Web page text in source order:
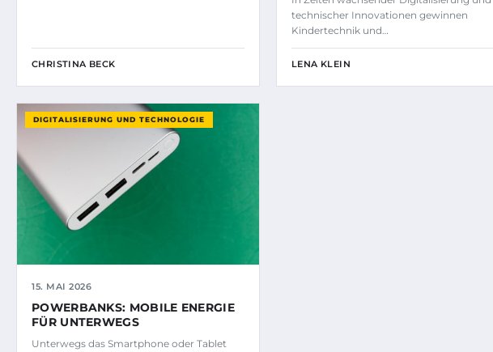
CHRISTINA BECK
technischer Innovationen gewinnen
Kindertechnik und…
LENA KLEIN
DIGITALISIERUNG UND TECHNOLOGIE
15. MAI 2026
POWERBANKS: MOBILE ENERGIE
FÜR UNTERWEGS
Unterwegs das Smartphone oder Tablet